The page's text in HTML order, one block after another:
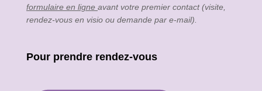
formulaire en ligne avant votre premier contact (visite,
rendez-vous en visio ou demande par e-mail).
Pour prendre rendez-vous